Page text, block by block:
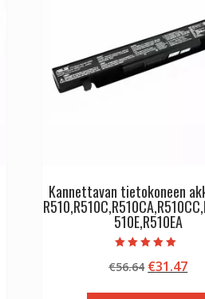
Kannettavan tietokoneen
510E,R510EA
tuotteesta:
5.00
€56.64 €31.47